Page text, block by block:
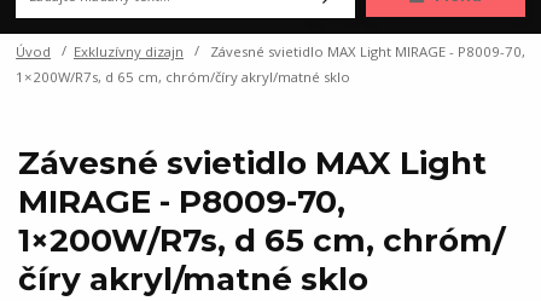
Úvod Exkluzívny dizajn
Závesné svietidlo MAX Light MIRAGE - P8009-70,
1×200W/R7s, d 65 cm, chróm/číry akryl/matné sklo
Závesné svietidlo MAX Light
MIRAGE - P8009-70,
1×200W/R7s, d 65 cm, chróm/
číry akryl/matné sklo